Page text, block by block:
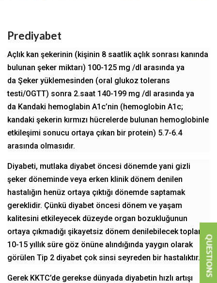
Prediyabet
Açlık kan şekerinin (kişinin 8 saatlik açlık sonrası kanında
bulunan şeker miktarı) 100-125 mg /dl arasında ya
da Şeker yüklemesinden (oral glukoz tolerans
testi/OGTT) sonra 2.saat 140-199 mg /dl arasında ya
da Kandaki hemoglabin A1c’nin (hemoglobin A1c;
kandaki şekerin kırmızı hücrelerde bulunan hemoglobinle
etkileşimi sonucu ortaya çıkan bir protein) 5.7-6.4
arasında olmasıdır.
Diyabeti, mutlaka diyabet öncesi dönemde yani gizli
şeker döneminde veya erken klinik dönem denilen
hastalığın henüz ortaya çıktığı dönemde saptamak
gereklidir. Çünkü diyabet öncesi dönem ve yaşam
kalitesini etkileyecek düzeyde organ bozukluğunun
ortaya çıkmadığı şikayetsiz dönem denilebilecek toplam
10-15 yıllık süre göz önüne alındığında yaygın olarak
görülen Tip 2 diyabet çok sinsi seyreden bir hastalıktır.
Gerek KKTC’de gerekse dünyada diyabetin hızlı artışı